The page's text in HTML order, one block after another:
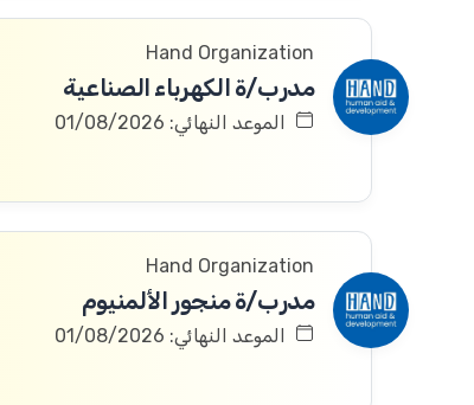
Hand Organization
مدرب/ة الكهرباء الصناعية
الموعد النهائي: 01/08/2026
Hand Organization
مدرب/ة منجور الألمنيوم
الموعد النهائي: 01/08/2026